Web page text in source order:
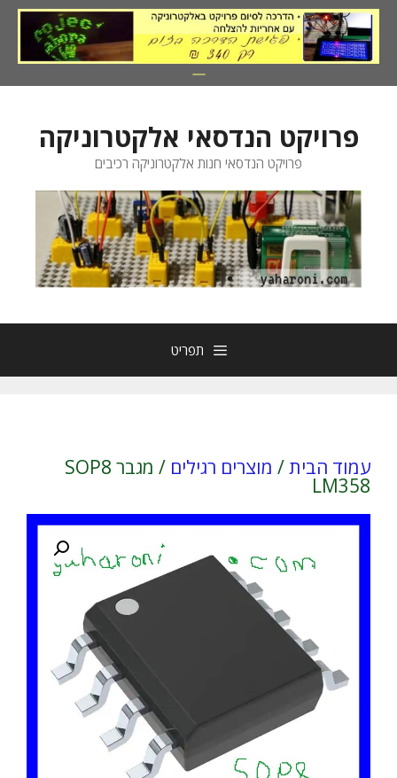
לדלג
לתוכן
פרויקט הנדסאי אלקטרוניקה
פרויקט הנדסאי חנות אלקטרוניקה רכיבים
תפריט
עמוד הבית/ מוצרים רגילים / מגבר SOP8
LM358